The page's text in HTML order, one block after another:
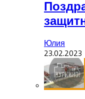
Юлия
23.02.2023